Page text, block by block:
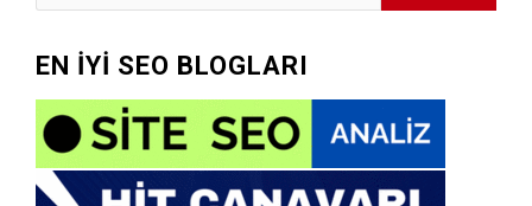
EN İYİ SEO BLOGLARI